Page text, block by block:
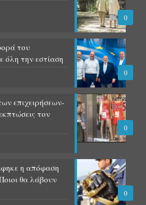
0
0
του
όλη την εστίαση
0
επιχειρήσεων-
τον
0
η απόφαση
θα λάβουν